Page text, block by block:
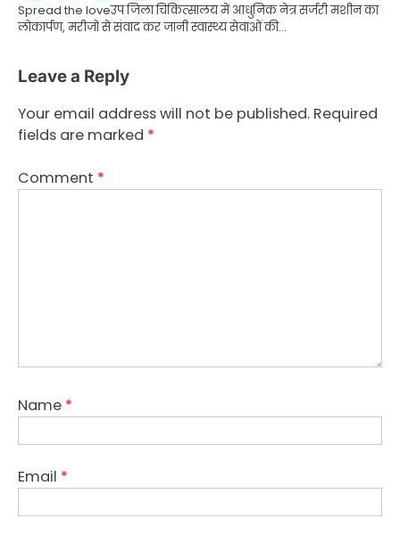
Spread the loveउप जिला चिकित्सालय में आधुनिक नेत्र सर्जरी मशीन का
लोकार्पण, मरीजों से संवाद कर जानी स्वास्थ्य सेवाओं की…
Leave a Reply
Your email address will not be published. Required
fields are marked *
Comment *
Name *
Email *